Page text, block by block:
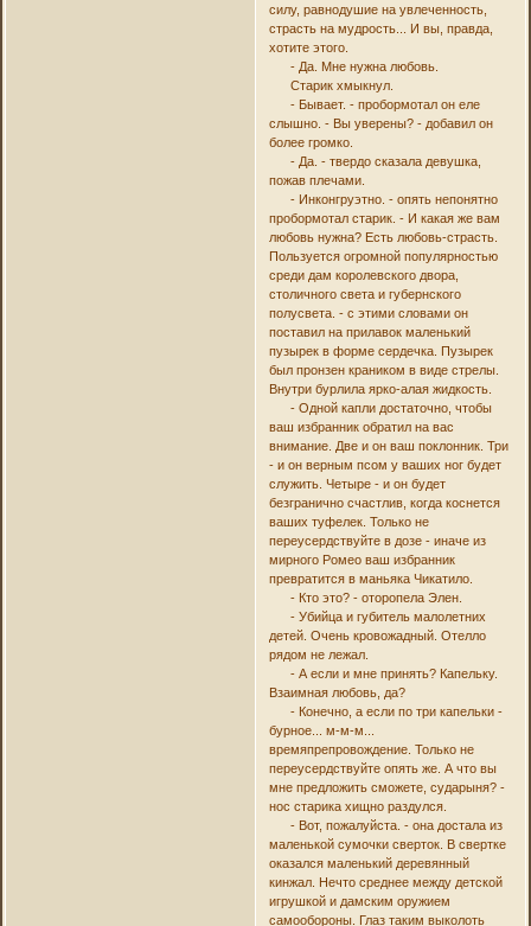
силу, равнодушие на увлеченность,
страсть на мудрость... И вы, правда,
хотите этого.
- Да. Мне нужна любовь.
Старик хмыкнул.
- Бывает. - пробормотал он еле
слышно. - Вы уверены? - добавил он
более громко.
- Да. - твердо сказала девушка,
пожав плечами.
- Инконгруэтно. - опять непонятно
пробормотал старик. - И какая же вам
любовь нужна? Есть любовь-страсть.
Пользуется огромной популярностью
среди дам королевского двора,
столичного света и губернского
полусвета. - с этими словами он
поставил на прилавок маленький
пузырек в форме сердечка. Пузырек
был пронзен краником в виде стрелы.
Внутри бурлила ярко-алая жидкость.
- Одной капли достаточно, чтобы
ваш избранник обратил на вас
внимание. Две и он ваш поклонник. Три
- и он верным псом у ваших ног будет
служить. Четыре - и он будет
безгранично счастлив, когда коснется
ваших туфелек. Только не
переусердствуйте в дозе - иначе из
мирного Ромео ваш избранник
превратится в маньяка Чикатило.
- Кто это? - оторопела Элен.
- Убийца и губитель малолетних
детей. Очень кровожадный. Отелло
рядом не лежал.
- А если и мне принять? Капельку.
Взаимная любовь, да?
- Конечно, а если по три капельки -
бурное... м-м-м...
времяпрепровождение. Только не
переусердствуйте опять же. А что вы
мне предложить сможете, сударыня? -
нос старика хищно раздулся.
- Вот, пожалуйста. - она достала из
маленькой сумочки сверток. В свертке
оказался маленький деревянный
кинжал. Нечто среднее между детской
игрушкой и дамским оружием
самообороны. Глаз таким выколоть